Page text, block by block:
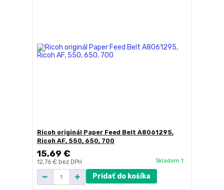
Ricoh originál Paper Feed Belt A8061295,
Ricoh AF, 550, 650, 700
15,69 €
12,76 € bez DPH Skladom 1
Pridať do košíka